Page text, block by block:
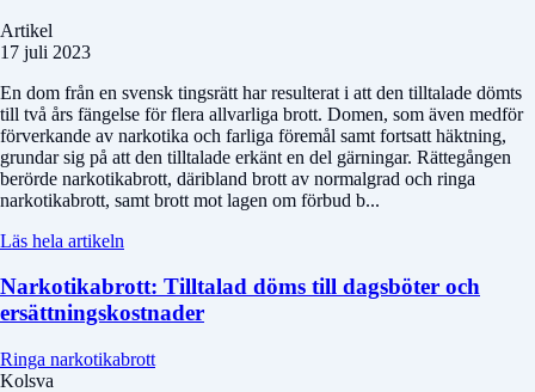
Artikel
17 juli 2023
En dom från en svensk tingsrätt har resulterat i att den tilltalade dömts
till två års fängelse för flera allvarliga brott. Domen, som även medför
förverkande av narkotika och farliga föremål samt fortsatt häktning,
grundar sig på att den tilltalade erkänt en del gärningar. Rättegången
berörde narkotikabrott, däribland brott av normalgrad och ringa
narkotikabrott, samt brott mot lagen om förbud b...
Läs hela artikeln
Narkotikabrott: Tilltalad döms till dagsböter och
ersättningskostnader
Ringa narkotikabrott
Kolsva